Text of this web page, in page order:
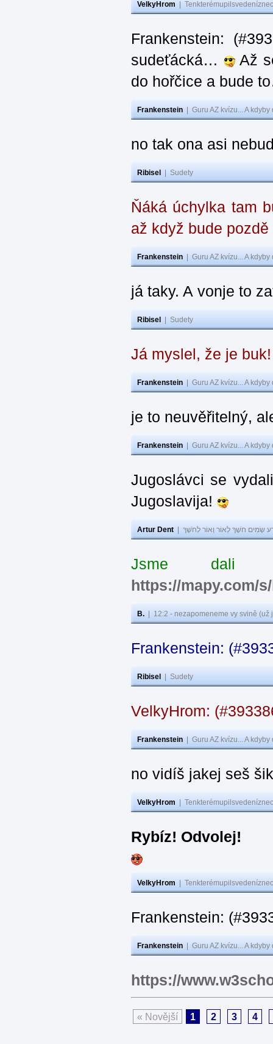
VelkyHrom
Frankenstein:
sudeťácká…
Až
do hořčice a bude
Frankenstein Guru AZ kvízu... A
no tak ona asi
Ribisel Sudety
Ňáká úchylka tam
až když bude pozdě
Frankenstein Guru AZ kvízu... A
já taky. A vonje to
Ribisel Sudety
Já myslel, že je
Frankenstein Guru AZ kvízu... A
je to neuvěřitelný,
Frankenstein Guru AZ kvízu... A
Jugoslávci se
Jugoslavija!
Artur Dent שָׂמִים חֹשֶׁךְ לְאוֹר וְאוֹר לְחֹשֶׁךְ
Jsme dali
https://mapy.com/
B. 12:2 - nezapomeneme vy svině
Frankenstein:
Ribisel Sudety
VelkyHrom:
Frankenstein Guru AZ kvízu... A
no vidíš jakej seš
VelkyHrom
Rybíz! Odvolej!
VelkyHrom
Frankenstein:
Frankenstein Guru AZ kvízu... A
https://
« Novější 1 2 3 4